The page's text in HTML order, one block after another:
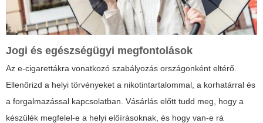
Jogi és egészségügyi megfontolások
Az e-cigarettákra vonatkozó szabályozás országonként eltérő.
Ellenőrizd a helyi törvényeket a nikotintartalommal, a korhatárral és
a forgalmazással kapcsolatban. Vásárlás előtt tudd meg, hogy a
készülék megfelel-e a helyi előírásoknak, és hogy van-e rá